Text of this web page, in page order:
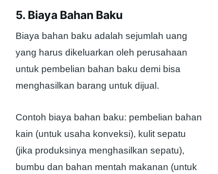
5. Biaya Bahan Baku
Biaya bahan baku adalah sejumlah uang
yang harus dikeluarkan oleh perusahaan
untuk pembelian bahan baku demi bisa
menghasilkan barang untuk dijual.
Contoh biaya bahan baku: pembelian bahan
kain (untuk usaha konveksi), kulit sepatu
(jika produksinya menghasilkan sepatu),
bumbu dan bahan mentah makanan (untuk